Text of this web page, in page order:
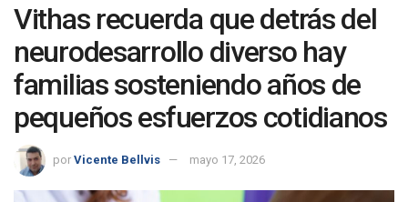
Vithas recuerda que detrás del
neurodesarrollo diverso hay
familias sosteniendo años de
pequeños esfuerzos cotidianos
por Vicente Bellvis mayo 17, 2026